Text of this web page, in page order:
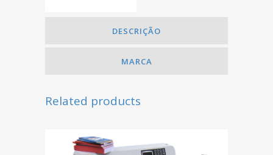
DESCRIÇÃO
MARCA
Related products